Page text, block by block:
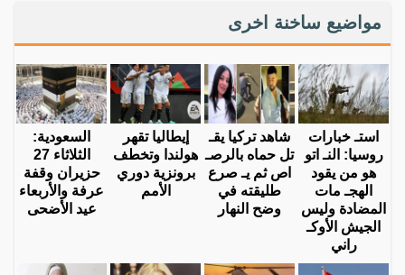
مواضيع ساخنة اخرى
استـ خبارات
روسيا: النـ اتو
هو من يقود
الهجـ مات
المضادة وليس
الجيش الأوكـ
راني
شاهد تركيا يقـ
تل حماه بالرصـ
اص ثم يـ صرع
طليقته في
وضح النهار
إيطاليا تقهر
هولندا وتخطف
برونزية دوري
الأمم
السعودية:
الثلاثاء 27
حزيران وقفة
عرفة والأربعاء
عيد الأضحى